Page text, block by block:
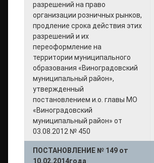
разрешений на право
организации розничных рынков,
продление срока действия этих
разрешений и их
переоформление на
территории муниципального
образования «Виноградовский
муниципальный район»,
утвержденный
постановлением и.о. главы МО
«Виноградовский
муниципальный район» от
03.08.2012 № 450
ПОСТАНОВЛЕНИЕ № 149 от
10.02.2014года